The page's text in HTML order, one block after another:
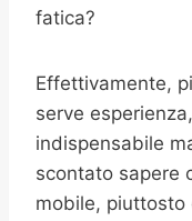
fatica?
Effettivamente,
serve
indispensabile
scontato sapere
mobile, piuttosto